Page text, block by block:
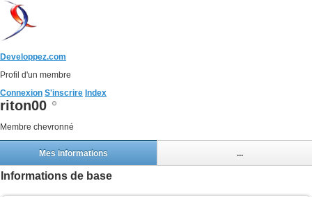
Developpez.com
Profil d'un membre
Connexion S'inscrire Index
riton00
Membre chevronné
Mes informations ...
Informations de base